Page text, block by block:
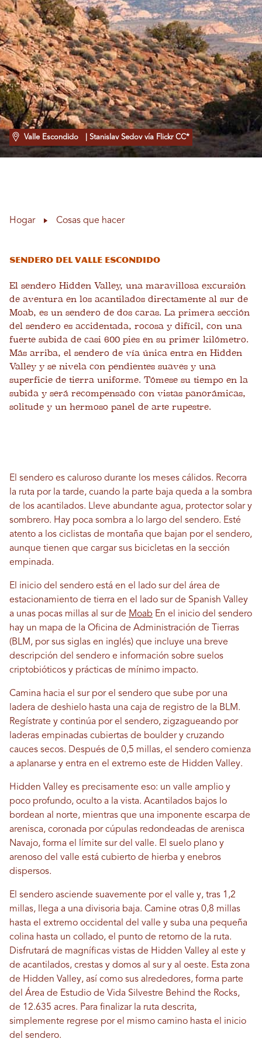
Valle Escondido | Stanislav Sedov vía Flickr CC*
Hogar Cosas que hacer
Sendero del Valle Escondido
El sendero Hidden Valley, una maravillosa excursión
de aventura en los acantilados directamente al sur de
Moab, es un sendero de dos caras. La primera sección
del sendero es accidentada, rocosa y difícil, con una
fuerte subida de casi 600 pies en su primer kilómetro.
Más arriba, el sendero de vía única entra en Hidden
Valley y se nivela con pendientes suaves y una
superficie de tierra uniforme. Tómese su tiempo en la
subida y será recompensado con vistas panorámicas,
solitude y un hermoso panel de arte rupestre.
El sendero es caluroso durante los meses cálidos. Recorra
la ruta por la tarde, cuando la parte baja queda a la sombra
de los acantilados. Lleve abundante agua, protector solar y
sombrero. Hay poca sombra a lo largo del sendero. Esté
atento a los ciclistas de montaña que bajan por el sendero,
aunque tienen que cargar sus bicicletas en la sección
empinada.
El inicio del sendero está en el lado sur del área de
estacionamiento de tierra en el lado sur de Spanish Valley
a unas pocas millas al sur de Moab En el inicio del sendero
hay un mapa de la Oficina de Administración de Tierras
(BLM, por sus siglas en inglés) que incluye una breve
descripción del sendero e información sobre suelos
criptobióticos y prácticas de mínimo impacto.
Camina hacia el sur por el sendero que sube por una
ladera de deshielo hasta una caja de registro de la BLM.
Regístrate y continúa por el sendero, zigzagueando por
laderas empinadas cubiertas de boulder y cruzando
cauces secos. Después de 0,5 millas, el sendero comienza
a aplanarse y entra en el extremo este de Hidden Valley.
Hidden Valley es precisamente eso: un valle amplio y
poco profundo, oculto a la vista. Acantilados bajos lo
bordean al norte, mientras que una imponente escarpa de
arenisca, coronada por cúpulas redondeadas de arenisca
Navajo, forma el límite sur del valle. El suelo plano y
arenoso del valle está cubierto de hierba y enebros
dispersos.
El sendero asciende suavemente por el valle y, tras 1,2
millas, llega a una divisoria baja. Camine otras 0,8 millas
hasta el extremo occidental del valle y suba una pequeña
colina hasta un collado, el punto de retorno de la ruta.
Disfrutará de magníficas vistas de Hidden Valley al este y
de acantilados, crestas y domos al sur y al oeste. Esta zona
de Hidden Valley, así como sus alrededores, forma parte
del Área de Estudio de Vida Silvestre Behind the Rocks,
de 12.635 acres. Para finalizar la ruta descrita,
simplemente regrese por el mismo camino hasta el inicio
del sendero.